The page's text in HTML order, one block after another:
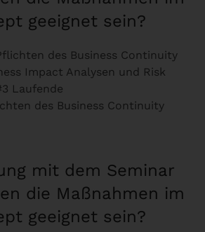
geeignet sein?
des Business Continuity
Impact Analysen und Risk
Laufende
des Business Continuity
mit dem Seminar
die Maßnahmen im
geeignet sein?